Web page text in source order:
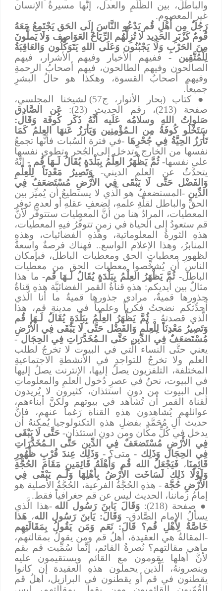
والباطل، بين الظُلمِ والعدل، إنَّها مسيرةُ الإنسان
غير المعصوم.
رَجُلٌ مِن أَهْلِ قُم يَدْعُو النَّاسَ إِلَى الحَق يَجْتَمِعُ مَعَهُ
قُومٌ كَزْبَرِ الحَدِيد لَا تُزِلُّهُم الرِّيَاحُ العَوَاصِف وَلَا يَملُّونَ
مِنَ الحَرْبِ وَلَا يَجْبُنُون وَعَلَى اللهِ يَتَوَكَّلُون وَالعَاقِبَةُ
لِلْمُتَّقِين- ففيهم الأخيار وفيهم الأشرار، فيهم
الصالحون وفيهم الطالحون، فيهم أصحابُ الرحمةِ
وفيهم أصحابُ القسوة، وهكذا هو حالُ البشرِ
جميعاً.
●
كتاب (بحار الأنوار، ج57) لشيخنا المجلسي،
صفحة (213)، رقم الحديث (23):
عَن الصَّادِق
صَلواتُ اللهِ وسلامُه عَلَيه أنَّهُ ذَكَر كُوفَة وَقَال:
سَتَخْلُو كُوفَةُ مِن الـمُؤْمِنِين وَيَأرَزُ عَنهَا العِلمُ كَمَا
تَأرَزُ الحِيَّةُ فِي جُحْرِهَا-في فترة السُبات فأنَّها تجمعُ
نفسها من الخارج وتدخل إلى الجُحر وتطوي نفسها
على نفسها-ثُمَّ يَظْهَرُ العِلْمُ بِبَلْدَةٍ يُقَالُ لَـهَا قُم- إنَّهُ
يتحدَّثُ عن العلم الديني-
وَتَصِيرُ مَعْدِنَاً لِلْعِلْمِ
وَالفَضْل حَتَّى لَا يَبْقَى فِي الأَرْضِ مُسْتَضعَفٌ فِي
الدِّين-المستضعفُ هو الَّذي لا يستطيعُ أن يُميِّز بين
الحقِّ والباطل لقلَّةِ علمهِ، لضعفِ عقلهِ أو لعدمِ توفر
المعطيات، المرادُ هنا من أنَّ المعطيات ستتوفَّر لأنَّ
قم ستعودُ إلى الحياة في زمنٍ تتوفَّرُ فيهِ المعطيات،
هذهِ الثورةُ المعلوماتية، وهذهِ الفضائيات، وهذهِ
المنابرُ، وهذا الإعلام الواسع.. فهناك فرصةٌ واسعةٌ
لظهورِ معطياتِ الحق ومعطيات الباطل، فبإمكان
الناسِ أن يُشخِّصوا معطيات الحق من معطيات
الباطل- ثُمَّ يَظْهَرُ العِلْمُ بِبَلْدَةٍ يُقَالُ لَـهَا قُم- ما هذا
مثالٌ بين أيديكم: هذهِ قناةُ القمر الفضائيَّة هذهِ قناةٌ
جذورها قميةٌ، مرادي جذورها قميةٌ ما أنا الَّذي
أُحدِّثكم نضجتُ فكرياً وعلمياً في مدينةِ قم، هذا
الَّذي قصدتهُ - ثُمَّ يَظْهَرُ العِلْمُ بِبَلْدَةٍ يُقَالُ لَـهَا قُم
وَتَصِيرُ مَعْدِنَاً لِلْعِلْمِ وَالفَضْل حَتَّى لَا يَبْقَى فِي الأَرْضِ
مُسْتَضعَفٌ فِي الدِّين
حَتَّى الـمُخَدَّرَاتِ فِي الحِجَال-
يعني حتَّى النساء الَّتي في البيوت لا تخرجُ لطلب
العلم ولا تخرجُ للتواجدِ في الأنشطةِ الاجتماعيةِ
المختلفة، التلفزيون يصلُ إليها، الإنترنت يصلُ إليها
في البيوت، نحنُ في عصرِ دُخول العلمِ والمعلوماتِ
إلى البيوت من دونِ استئذان، كثيرون لا يُريدون
لقناة القمر أن تُشاهد في بيوتهم ولكنَّ أبناءهم،
عوائلهم يُشاهدون هذهِ القناة رَغماً عنهم، فإنَّ
حديث آلِ مُحَمَّدٍ بفضلِ هذهِ التكنولوجيا يُمكنهُ أن
يدخل في كُلِّ مكان ومن دونِ استئذان-حَتَّى لَا يَبْقَى
فِي الأَرْضِ مُسْتَضعَفٌ فِي الدِّين
حَتَّى الـمُخَدَّرَاتِ
فِي الحِجَال
وَذَلِك- متى؟ - وَذَلِك
عِندَ قُرْبِ ظُهُورِ
قَائِمِنَا، فَيَجْعَلُ الله قُم وَأَهْلَهُ قَائِمَينِ مَقَامَ الحُجَّةِ
وَلَوْلَا ذَلِك لَسَاخَت الأَرْضُ بِأَهْلِهَا وَلَـم يَبْقَى فِي
الأَرْضِ حُجَّة- هذهِ الحُجَّةُ الفرعية، الحُجَّةُ الأصلية هو
إمامُ زماننا، الحديث ليس عن قم جغرافياً فقط.
●صفحة (218): وَقَالَ يَابنَ رَسُول الله-هذا الَّذي
يسألُ الإمام الصَّادق- وَقَالَ: يَابنَ رَسُول الله، هَذا
خَاصَّةٌ لِأَهْلِ قُم؟ قَالَ: نَعَم وَمَن يَقُولُ بِمَقَالَتِهِم
-المقالةُ هي العقيدة، أهلُ قم ومن يقولُ بمقالتهم،
ماهي مقالتهم؟ نُصرةُ القائم، إنَّما سُمِّيت قم بقم
لأنَّ أهلها يقومون مع القائم ويستقيمون عليه
وينصرونهُ، الَّذين يحملون هذهِ العقيدة إن كانوا
يقطنون في قم أو يقطنون في البرازيل، أهلُ قم